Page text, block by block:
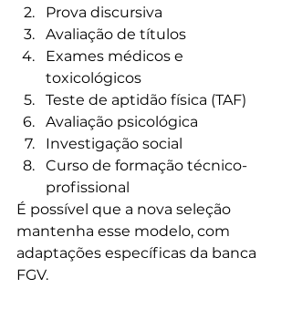
Prova discursiva
Avaliação de títulos
Exames médicos e
toxicológicos
Teste de aptidão física (TAF)
Avaliação psicológica
Investigação social
Curso de formação técnico-
profissional
É possível que a nova seleção
mantenha esse modelo, com
adaptações específicas da banca
FGV.